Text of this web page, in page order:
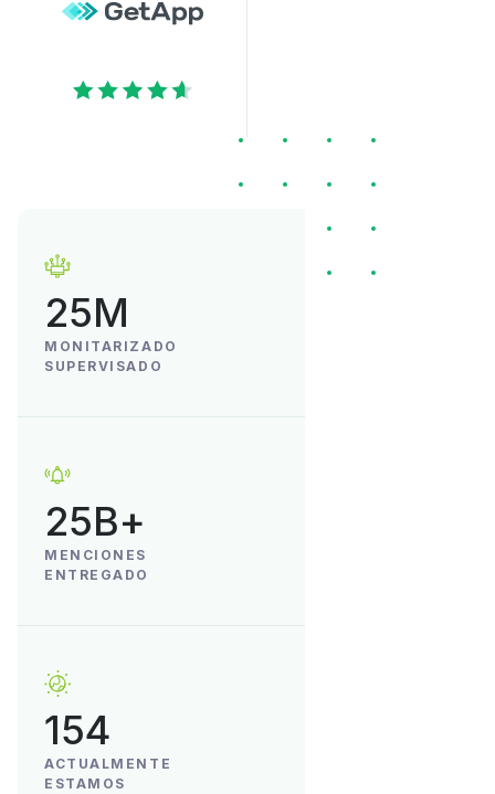
25M
MONITARIZADO
SUPERVISADO
25B+
MENCIONES
ENTREGADO
154
ACTUALMENTE
ESTAMOS